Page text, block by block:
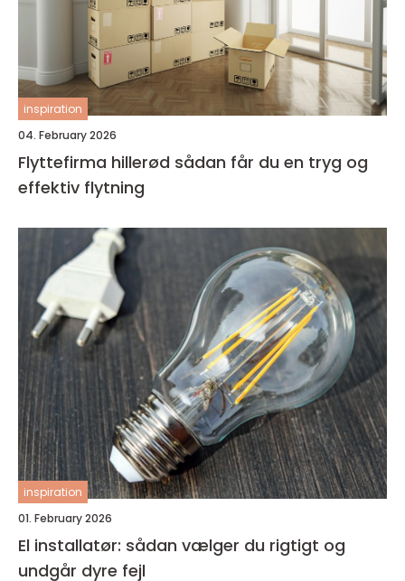
inspiration
04. February 2026
Flyttefirma hillerød sådan får du en tryg og
effektiv flytning
inspiration
01. February 2026
El installatør: sådan vælger du rigtigt og
undgår dyre fejl